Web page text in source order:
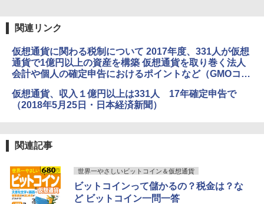
関連リンク
仮想通貨に関わる税制について 2017年度、331人が仮想
通貨で1億円以上の資産を構築 仮想通貨を取り巻く法人
会計や個人の確定申告におけるポイントなど（GMOコイ
仮想通貨、収入１億円以上は331人 17年確定申告で
（2018年5月25日・日本経済新聞）
関連記事
世界一やさしいビットコイン＆仮想通貨
ビットコインって儲かるの？税金は？な
ど ビットコイン一問一答